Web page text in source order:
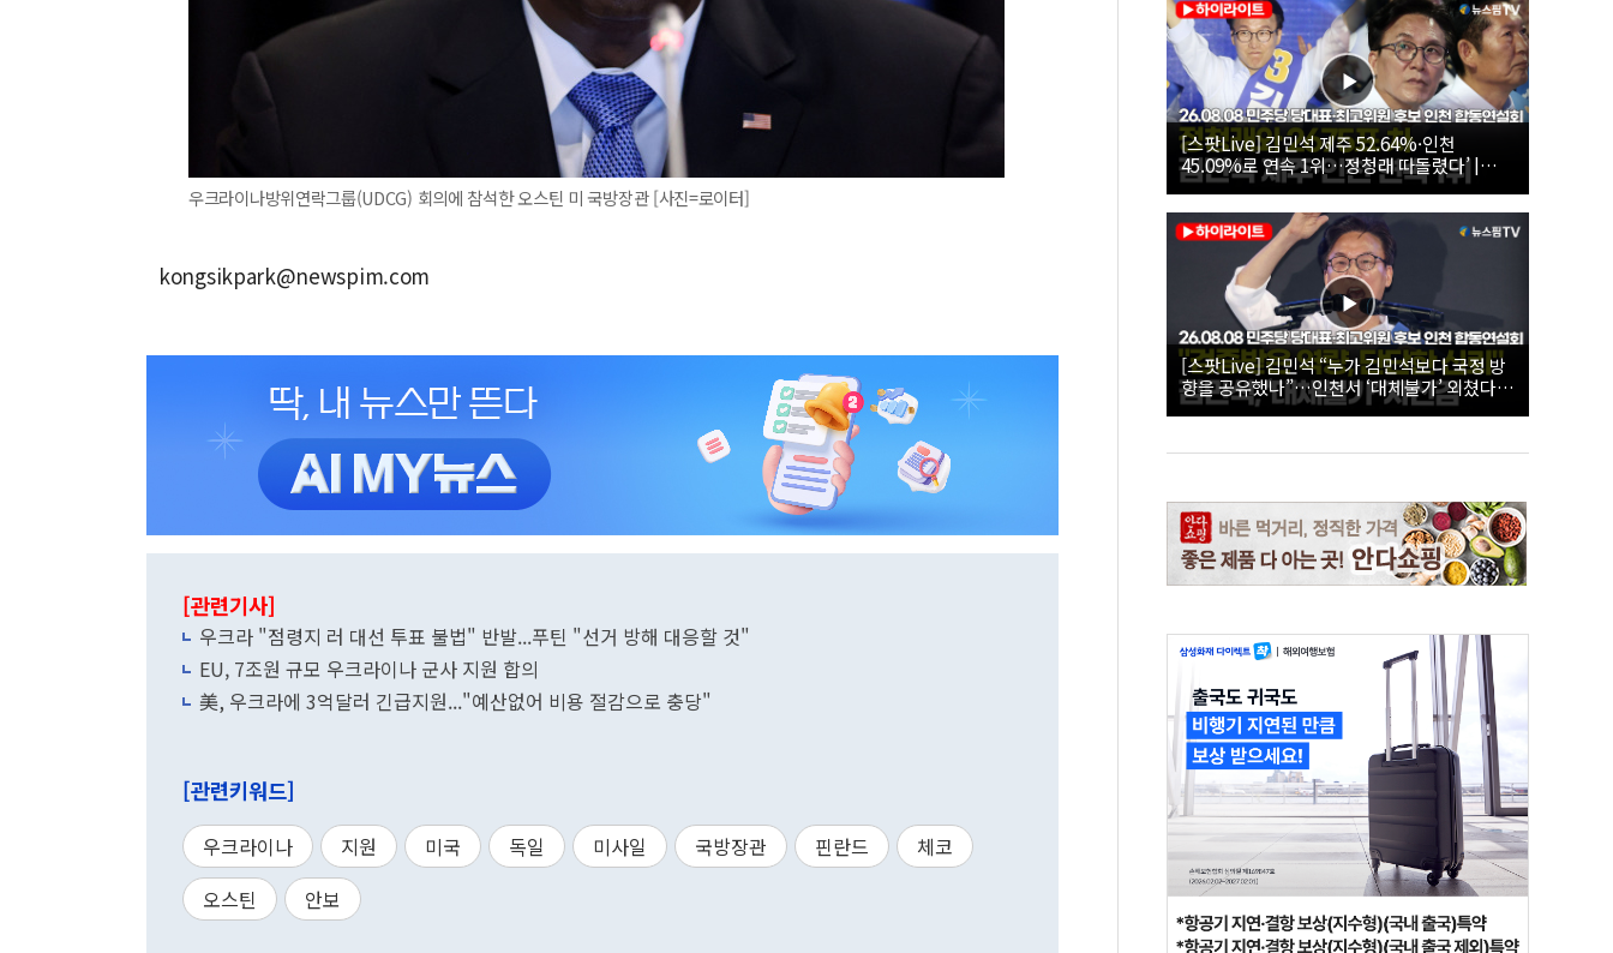
우크라이나방위연락그룹(UDCG) 회의에 참석한 오스틴 미 국방장관 [사진=로이터]
kongsikpark@newspim.com
[관련기사]
우크라 "점령지 러 대선 투표 불법" 반발...푸틴 "선거 방해 대응할 것"
EU, 7조원 규모 우크라이나 군사 지원 합의
美, 우크라에 3억달러 긴급지원..."예산없어 비용 절감으로 충당"
[관련키워드]
우크라이나 지원 미국 독일 미사일 국방장관 핀란드
체코
오스틴
안보
[스팟Live] 김민석 제주 52.64%·인천
45.09%로 연속 1위…정청래 따돌렸다’ |
26.08.08 더불어민주당 당대표·최고위원 후
보 인천 합동연설회
[스팟Live] 김민석 “누가 김민석보다 국정 방
향을 공유했나”…인천서 ‘대체불가’ 외쳤다 |
26.08.08 더불어민주당 당대표·최고위원 후